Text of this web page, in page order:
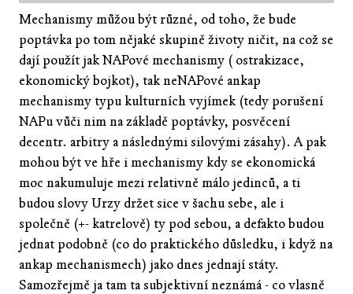
Mechanismy můžou být různé, od toho, že bude
poptávka po tom nějaké skupině životy ničit, na což se
dají použít jak NAPové mechanismy ( ostrakizace,
ekonomický bojkot), tak neNAPové ankap
mechanismy typu kulturních vyjímek (tedy porušení
NAPu vůči nim na základě poptávky, posvěcení
decentr. arbitry a následnými silovými zásahy). A pak
mohou být ve hře i mechanismy kdy se ekonomická
moc nakumuluje mezi relativně málo jedinců, a ti
budou slovy Urzy držet sice v šachu sebe, ale i
společně (+- katrelově) ty pod sebou, a defakto budou
jednat podobně (co do praktického důsledku, i když na
ankap mechanismech) jako dnes jednají státy.
Samozřejmě ja tam ta subjektivní neznámá - co vlasně